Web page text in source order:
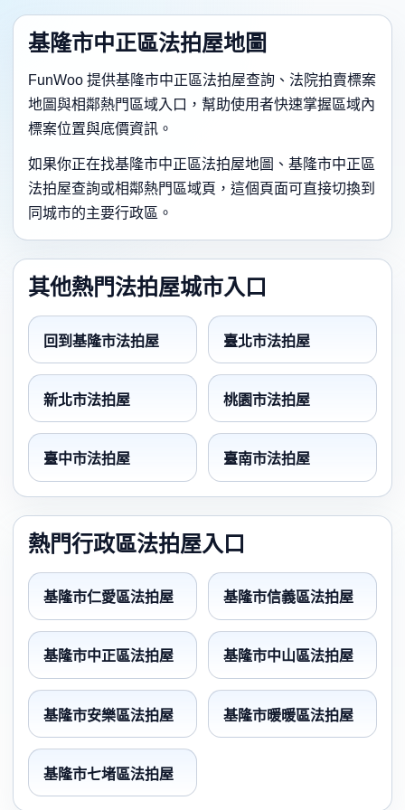
基隆市中正區法拍屋地圖
FunWoo 提供基隆市中正區法拍屋查詢、法院拍賣標案
地圖與相鄰熱門區域入口，幫助使用者快速掌握區域內
標案位置與底價資訊。
如果你正在找基隆市中正區法拍屋地圖、基隆市中正區
法拍屋查詢或相鄰熱門區域頁，這個頁面可直接切換到
同城市的主要行政區。
其他熱門法拍屋城市入口
回到基隆市法拍屋 臺北市法拍屋
新北市法拍屋 桃園市法拍屋
臺中市法拍屋 臺南市法拍屋
熱門行政區法拍屋入口
基隆市仁愛區法拍屋 基隆市信義區法拍屋
基隆市中正區法拍屋 基隆市中山區法拍屋
基隆市安樂區法拍屋 基隆市暖暖區法拍屋
基隆市七堵區法拍屋